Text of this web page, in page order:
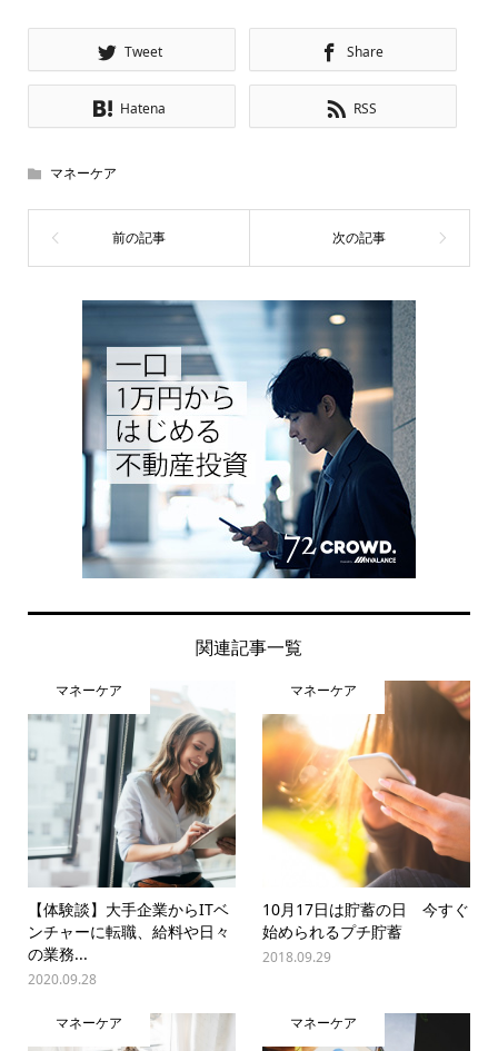
Tweet Share
Hatena RSS
マネーケア
関連記事一覧
マネーケア
【体験談】大手企業からITベ
ンチャーに転職、給料や日々
の業務...
2020.09.28
マネーケア
10月17日は貯蓄の日 今すぐ
始められるプチ貯蓄
2018.09.29
マネーケア マネーケア